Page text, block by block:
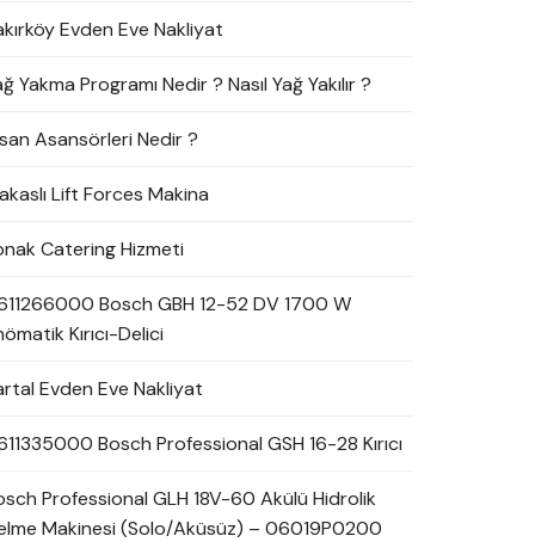
Evden Eve Nakliyat
Yakma Programı Nedir ? Nasıl Yağ Yakılır ?
Asansörleri Nedir ?
Lift Forces Makina
Catering Hizmeti
Bosch GBH 12-52 DV 1700 W
Kırıcı-Delici
Evden Eve Nakliyat
Bosch Professional GSH 16-28 Kırıcı
Professional GLH 18V-60 Akülü Hidrolik
Makinesi (Solo/Aküsüz) – 06019P0200